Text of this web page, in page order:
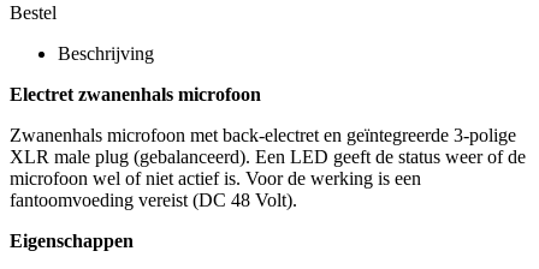
Bestel
Beschrijving
Electret zwanenhals microfoon
Zwanenhals microfoon met back-electret en geïntegreerde 3-polige
XLR male plug (gebalanceerd). Een LED geeft de status weer of de
microfoon wel of niet actief is. Voor de werking is een
fantoomvoeding vereist (DC 48 Volt).
Eigenschappen